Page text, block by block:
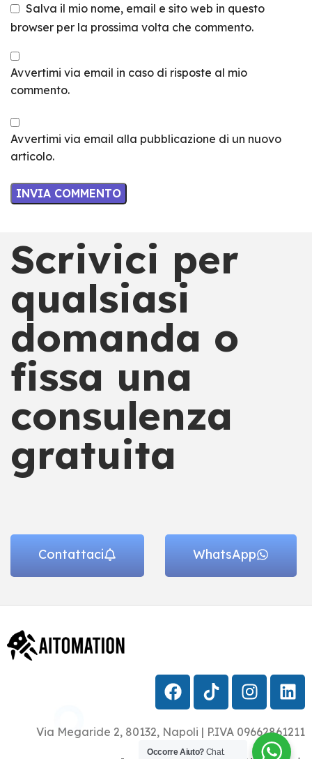
Salva il mio nome, email e sito web in questo
browser per la prossima volta che commento.
Avvertimi via email in caso di risposte al mio
commento.
Avvertimi via email alla pubblicazione di un nuovo
articolo.
Scrivici per
qualsiasi
domanda o
fissa una
consulenza
gratuita
Contattaci WhatsApp
Via Megaride 2, 80132, Napoli | P.IVA 09662861211
Occorre Aiuto?Chat.